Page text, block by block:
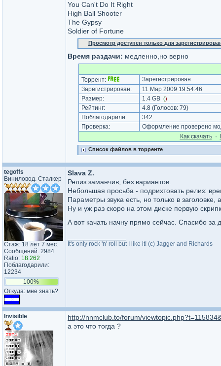
You Can't Do It Right
High Ball Shooter
The Gypsy
Soldier of Fortune
Просмотр доступен только для
Время раздачи: медленно,но верно
Торрент:
Зарегистрирован
Зарегистрирован:
11 Мар 2009 19:54:46
Размер:
1.4 GB ()
Рейтинг: 4.8 (Голосов: 79)
Поблагодарили:
342
Проверка:
Оформление проверено
Как cкачать·
Список файлов в торренте
tegoffs
Виниловод. Сталкер
Стаж: 18 лет 7 мес.
Сообщений: 2984
Ratio: 18.262
Поблагодарили:
12234
100%
Откуда: мне знать?
Slava Z.
Релиз заманчив, без вариантов.
Небольшая просьба - подрихтовать релиз:
Параметры звука есть, но только в
Ну и уж раз скоро на этом диске первую
А вот качать начну прямо сейчас. Спасибо за
It's only rock 'n' roll but I like it! (c) Jagger and Richards
Invisible
http://nnmclub.to/forum/
а это что тогда ?